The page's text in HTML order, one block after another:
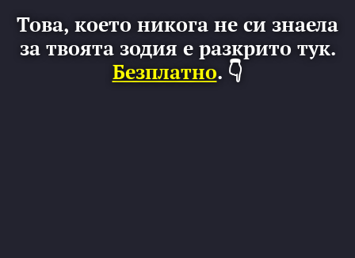
Това, което никога не си знаела
за твоята зодия е разкрито тук.
Безплатно. 👇